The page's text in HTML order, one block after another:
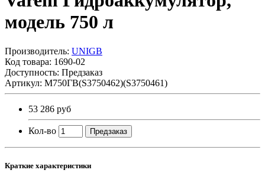
модель 750 л
Производитель: UNIGB
Код товара: 1690-02
Доступность: Предзаказ
Артикул: М750ГВ(S3750462)(S3750461)
53 286 руб
Кол-во Предзаказ
Краткие характеристики